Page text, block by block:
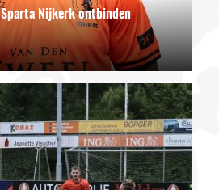
Sparta Nijkerk ontbinden